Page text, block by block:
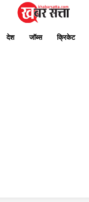
देश जॉब्स क्रिकेट